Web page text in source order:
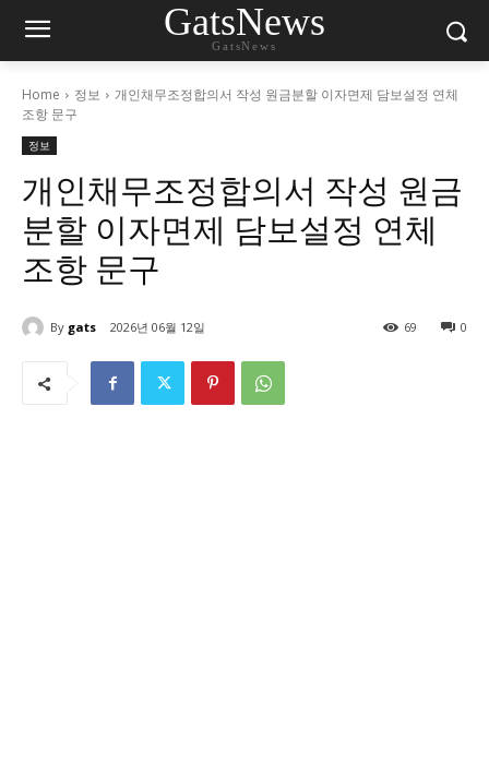
GatsNews
GatsNews
Home 정보
개인채무조정합의서 작성 원금분할 이자면제 담보설정 연체
조항 문구
정보
개인채무조정합의서 작성 원금
분할 이자면제 담보설정 연체
조항 문구
By gats 2026년 06월 12일 0
69